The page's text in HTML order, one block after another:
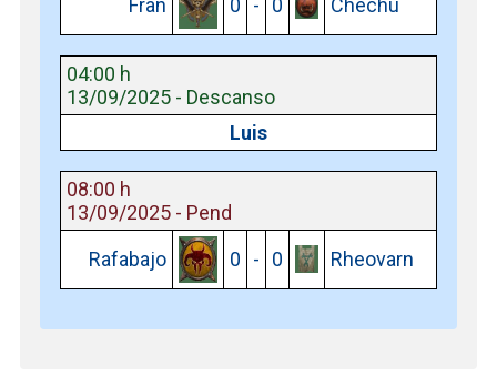
Fran
0 - 0 Chechu
04:00 h
13/09/2025 - Descanso
Luis
08:00 h
13/09/2025 - Pend
Rafabajo
0 - 0 Rheovarn